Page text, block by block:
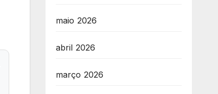
maio 2026
abril 2026
março 2026